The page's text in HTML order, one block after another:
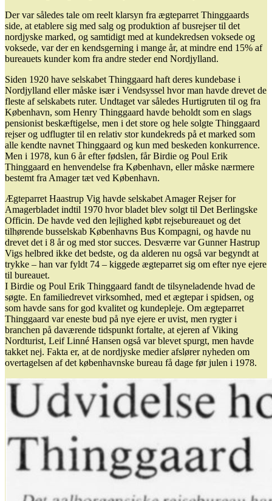
Der var således tale om reelt klarsyn fra ægteparret Thinggaards
side, at etablere sig med salg og produktion af busrejser til det
nordjyske marked, og samtidigt med at kundekredsen voksede og
voksede, var der en kendsgerning i mange år, at mindre end 15% af
bureauets kunder kom fra andre steder end Nordjylland.
Siden 1920 have selskabet Thinggaard haft deres kundebase i
Nordjylland eller måske især i Vendsyssel hvor man havde drevet de
fleste af selskabets ruter. Undtaget var således Hurtigruten til og fra
København, som Henry Thinggaard havde beholdt som en slags
pensionist beskæftigelse, men i det store og hele solgte Thinggaard
rejser og udflugter til en relativ stor kundekreds på et marked som
alle kendte navnet Thinggaard og kun med beskeden konkurrence.
Men i 1978, kun 6 år efter fødslen, får Birdie og Poul Erik
Thinggaard en henvendelse fra København, eller måske nærmere
bestemt fra Amager tæt ved København.
Ægteparret Haastrup Vig havde selskabet Amager Rejser for
Amagerbladet indtil 1970 hvor bladet blev solgt til Det Berlingske
Officin. De havde ved den lejlighed købt rejsebureauet og det
tilhørende busselskab Københavns Bus Kompagni, og havde nu
drevet det i 8 år og med stor succes. Desværre var Gunner Hastrup
Vigs helbred ikke det bedste, og da alderen nu også var begyndt at
trykke – han var fyldt 74 – kiggede ægteparret sig om efter nye ejere
til bureauet.
I Birdie og Poul Erik Thinggaard fandt de tilsyneladende hvad de
søgte. En familiedrevet virksomhed, med et ægtepar i spidsen, og
som havde sans for god kvalitet og kundepleje. Om ægteparret
Thinggaard var eneste bud på nye ejere er uvist, men rygter i
branchen på daværende tidspunkt fortalte, at ejeren af Viking
Nordturist, Leif Linné Hansen også var blevet spurgt, men havde
takket nej. Fakta er, at de nordjyske medier afslører nyheden om
overtagelsen af det københavnske bureau få dage før julen i 1978.